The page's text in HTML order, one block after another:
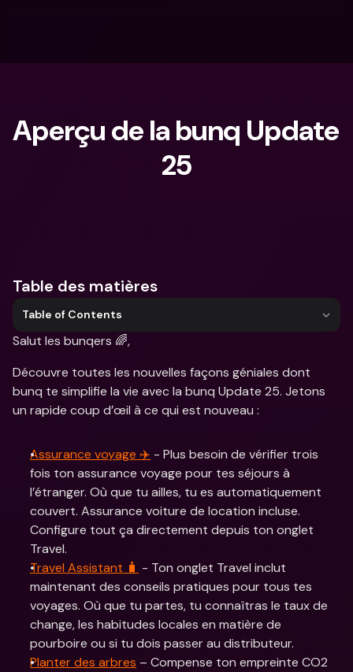
Aperçu de la bunq Update
25
Table des matières
Table of Contents
Salut les bunqers 🌈,
Découvre toutes les nouvelles façons géniales dont
bunq te simplifie la vie avec la bunq Update 25. Jetons
un rapide coup d’œil à ce qui est nouveau :
Assurance voyage ✈️ - Plus besoin de vérifier trois
fois ton assurance voyage pour tes séjours à
l’étranger. Où que tu ailles, tu es automatiquement
couvert. Assurance voiture de location incluse.
Configure tout ça directement depuis ton onglet
Travel.
Travel Assistant 🧳 - Ton onglet Travel inclut
maintenant des conseils pratiques pour tous tes
voyages. Où que tu partes, tu connaîtras le taux de
change, les habitudes locales en matière de
pourboire ou si tu dois passer au distributeur.
Planter des arbres – Compense ton empreinte CO2